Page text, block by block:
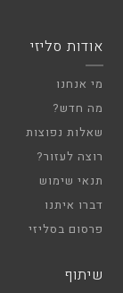
אודות סליזי
מי אנחנו
מה חדש?
שאלות נפוצות
רוצה לעזור?
תנאי שימוש
דברו איתנו
פרסום בסליזי
שיתוף